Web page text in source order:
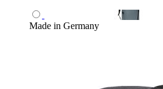
Made in Germany